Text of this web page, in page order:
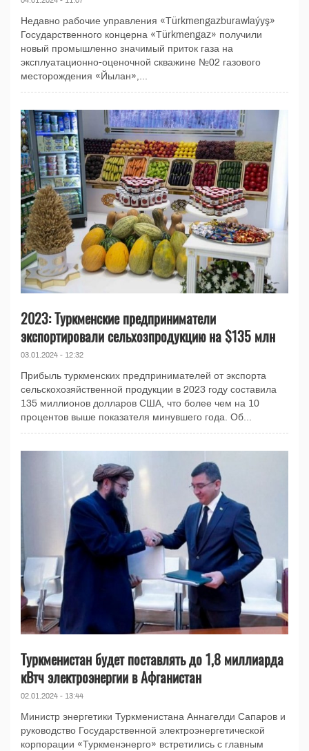
Недавно рабочие управления «Türkmengazburawlaýyş»
Государственного концерна «Türkmengaz» получили
новый промышленно значимый приток газа на
эксплуатационно-оценочной скважине №02 газового
месторождения «Йылан»,...
2023: Туркменские предприниматели
экспортировали сельхозпродукцию на $135 млн
03.01.2024 - 12:32
Прибыль туркменских предпринимателей от экспорта
сельскохозяйственной продукции в 2023 году составила
135 миллионов долларов США, что более чем на 10
процентов выше показателя минувшего года. Об...
Туркменистан будет поставлять до 1,8 миллиарда
кВтч электроэнергии в Афганистан
02.01.2024 - 13:44
Министр энергетики Туркменистана Аннагелди Сапаров и
руководство Государственной электроэнергетической
корпорации «Туркменэнерго» встретились с главным